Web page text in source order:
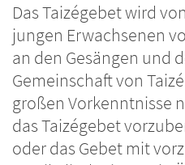
Das Taizégebet wird
jungen Erwachsenen
an den Gesängen und
Gemeinschaft von
großen Vorkenntnisse
das Taizégebet
oder das Gebet mit